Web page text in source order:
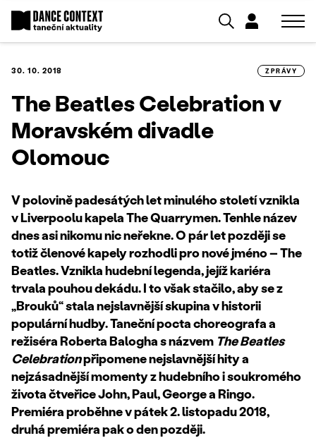
30. 10. 2018 ZPRÁVY
The Beatles Celebration v
Moravském divadle
Olomouc
V polovině padesátých let minulého století vznikla
v Liverpoolu kapela The Quarrymen. Tenhle název
dnes asi nikomu nic neřekne. O pár let později se
totiž členové kapely rozhodli pro nové jméno – The
Beatles. Vznikla hudební legenda, jejíž kariéra
trvala pouhou dekádu. I to však stačilo, aby se z
„Brouků“ stala nejslavnější skupina v historii
populární hudby. Taneční pocta choreografa a
režiséra Roberta Balogha s názvem The Beatles
Celebrationpřipomene nejslavnější hity a
nejzásadnější momenty z hudebního i soukromého
života čtveřice John, Paul, George a Ringo.
Premiéra proběhne v pátek 2. listopadu 2018,
druhá premiéra pak o den později.